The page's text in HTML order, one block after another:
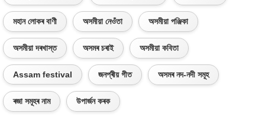
মহান লোকৰ বাণী অসমীয়া নেওঁতা অসমীয়া পঞ্জিকা
অসমীয়া দৰখাস্ত অসমৰ চৰাই অসমীয়া কবিতা
Assam festival জনপ্ৰীয় গীত অসমৰ নদ-নদী সমূহ
ৰজা সমূহৰ নাম উপাৰ্জন কৰক